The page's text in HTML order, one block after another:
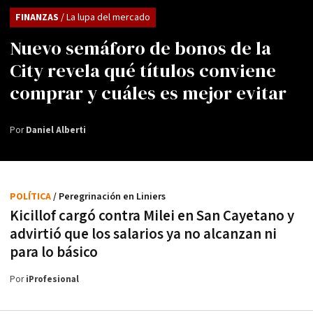
Nuevo semáforo de bonos de la
City revela qué títulos conviene
comprar y cuáles es mejor evitar
FINANZAS / La lupa del mercado
PorDaniel Alberti
Kicillof cargó contra Milei en San Cayetano y
advirtió que los salarios ya no alcanzan ni
para lo básico
POLÍTICA/ Peregrinación en Liniers
PoriProfesional